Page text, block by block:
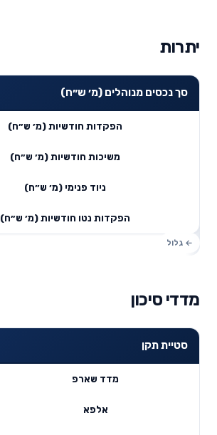
יתרות
סך נכסים מנוהלים (מ׳ ש״ח)
הפקדות חודשיות (מ׳ ש״ח)
משיכות חודשיות (מ׳ ש״ח)
ניוד פנימי (מ׳ ש״ח)
הפקדות נטו חודשיות (מ׳ ש״ח)
מדדי סיכון
סטיית תקן
מדד שארפ
אלפא